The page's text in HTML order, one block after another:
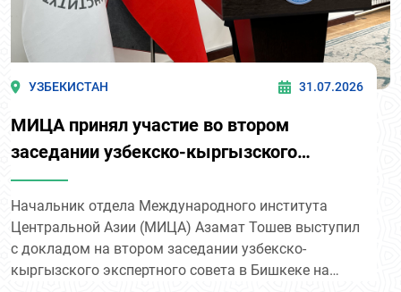
УЗБЕКИСТАН 31.07.2026
МИЦА принял участие во втором
заседании узбекско-кыргызского
экспертного совета в Бишкеке
Начальник отдела Международного института
Центральной Азии (МИЦА) Азамат Тошев выступил
с докладом на втором заседании узбекско-
кыргызского экспертного совета в Бишкеке на